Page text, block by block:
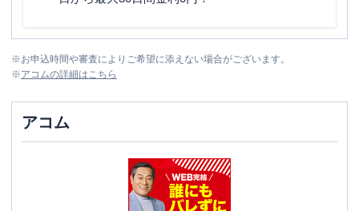
※お申込時間や審査によりご希望に添えない場合がございます。
※アコムの詳細はこちら
アコム